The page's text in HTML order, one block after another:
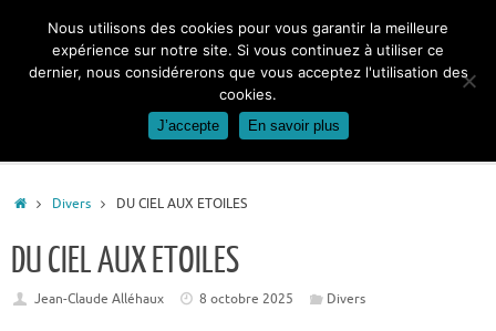
contenu
AccueilDivers DU CIEL AUX ETOILES
DU CIEL AUX ETOILES
Jean-Claude Alléhaux 8 octobre 2025 Divers
Nous utilisons des cookies pour vous garantir la meilleure
expérience sur notre site. Si vous continuez à utiliser ce
dernier, nous considérerons que vous acceptez l'utilisation des
cookies.
J’accepte En savoir plus